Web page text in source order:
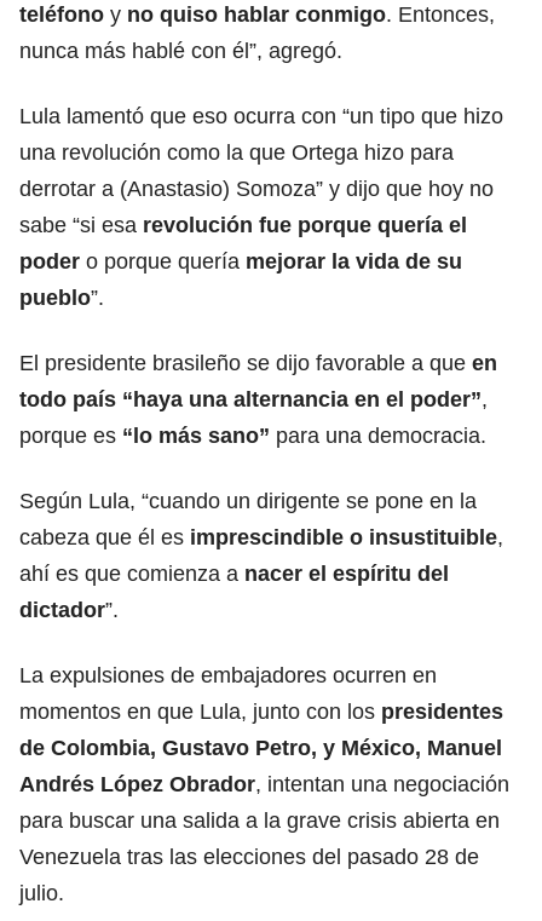
teléfono y no quiso hablar conmigo. Entonces,
nunca más hablé con él”, agregó.
Lula lamentó que eso ocurra con “un tipo que hizo
una revolución como la que Ortega hizo para
derrotar a (Anastasio) Somoza” y dijo que hoy no
sabe “si esa revolución fue porque quería el
poder o porque quería mejorar la vida de su
pueblo”.
El presidente brasileño se dijo favorable a que en
todo país “haya una alternancia en el poder”,
porque es “lo más sano” para una democracia.
Según Lula, “cuando un dirigente se pone en la
cabeza que él es imprescindible o insustituible,
ahí es que comienza a nacer el espíritu del
dictador”.
La expulsiones de embajadores ocurren en
momentos en que Lula, junto con los presidentes
de Colombia, Gustavo Petro, y México, Manuel
Andrés López Obrador, intentan una negociación
para buscar una salida a la grave crisis abierta en
Venezuela tras las elecciones del pasado 28 de
julio.